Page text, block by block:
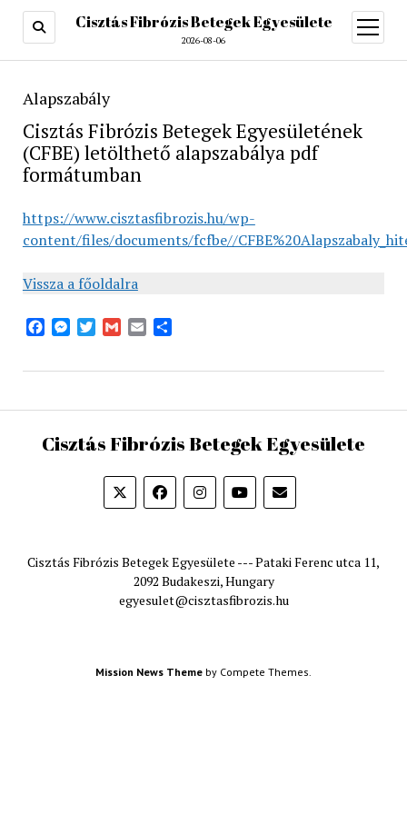
Cisztás Fibrózis Betegek Egyesülete
2026-08-06
open
menu
Alapszabály
Cisztás Fibrózis Betegek Egyesületének
(CFBE) letölthető alapszabálya pdf
formátumban
https://www.cisztasfibrozis.hu/wp-
content/files/documents/fcfbe//
Vissza a főoldalra
FacebookMessenger
TwitterGmailEmail
Cisztás Fibrózis Betegek Egyesülete
Cisztás Fibrózis Betegek Egyesülete --- Pataki Ferenc utca 11,
2092 Budakeszi, Hungary
egyesulet@cisztasfibrozis.hu
Mission News Theme by Compete Themes.